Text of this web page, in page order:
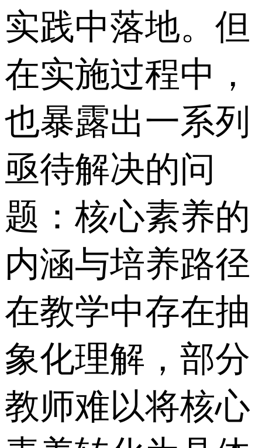
实践中落地。但
在实施过程中，
也暴露出一系列
亟待解决的问
题：核心素养的
内涵与培养路径
在教学中存在抽
象化理解，部分
教师难以将核心